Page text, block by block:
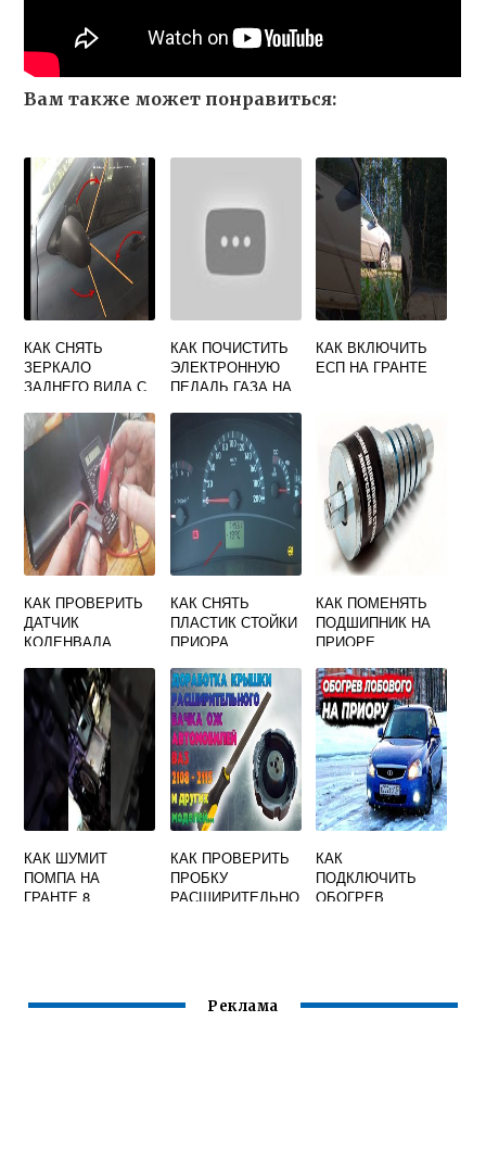
Вам также может понравиться:
КАК СНЯТЬ
ЗЕРКАЛО
ЗАДНЕГО ВИДА С
СТЕКЛА ЛАДА
КАЛИНА 1
КАК ПОЧИСТИТЬ
ЭЛЕКТРОННУЮ
ПЕДАЛЬ ГАЗА НА
КАК ВКЛЮЧИТЬ
ЕСП НА ГРАНТЕ
КАК ПРОВЕРИТЬ
ДАТЧИК
КОЛЕНВАЛА
КАК СНЯТЬ
ПЛАСТИК СТОЙКИ
ПРИОРА
КАК ПОМЕНЯТЬ
ПОДШИПНИК НА
ПРИОРЕ
СТУПИЧНЫЙ
КАК ШУМИТ
ПОМПА НА
ГРАНТЕ 8
КАК ПРОВЕРИТЬ
ПРОБКУ
РАСШИРИТЕЛЬНО
КАК
ПОДКЛЮЧИТЬ
ОБОГРЕВ
Реклама